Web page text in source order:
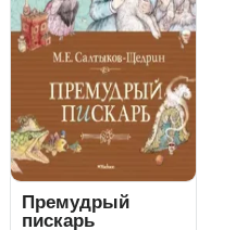
Премудрый
пискарь